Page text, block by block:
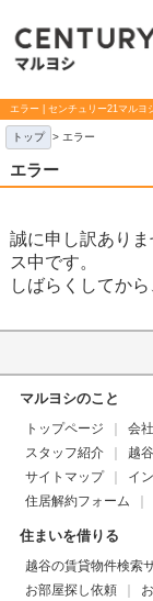
エラー | センチュリー21マルヨ
トップ > エラー
エラー
誠に申し訳あり
ス中です。
しばらくしてか
マルヨシのこと
トップページ 会
スタッフ紹介
越
サイトマップ
イ
住居解約フォーム
住まいを借りる
越谷の賃貸物件検索
お部屋探し依頼